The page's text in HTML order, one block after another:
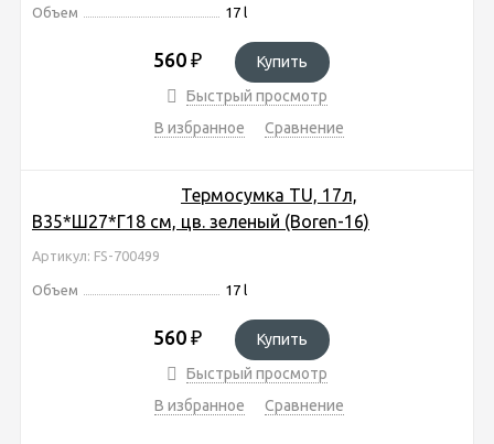
Объем 17 l
560 ₽
Купить
Быстрый просмотр
В избранное
Сравнение
Термосумка TU, 17л,
В35*Ш27*Г18 см, цв. зеленый (Boren-16)
Артикул: FS-700499
Объем 17 l
560 ₽
Купить
Быстрый просмотр
В избранное
Сравнение